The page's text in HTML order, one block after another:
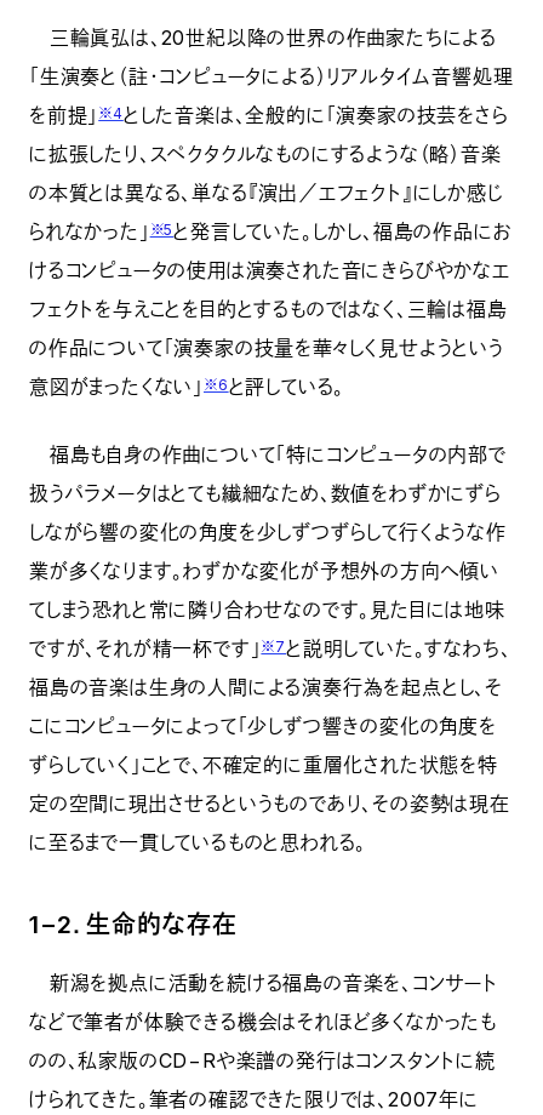
三輪眞弘は、20世紀以降の世界の作曲家たちによる
「生演奏と（註・コンピュータによる）リアルタイム音響処理
を前提」※4とした音楽は、全般的に「演奏家の技芸をさら
に拡張したり、スペクタクルなものにするような（略）音楽
の本質とは異なる、単なる『演出／エフェクト』にしか感じ
られなかった」※5と発言していた。しかし、福島の作品にお
けるコンピュータの使用は演奏された音にきらびやかなエ
フェクトを与えことを目的とするものではなく、三輪は福島
の作品について「演奏家の技量を華々しく見せようという
意図がまったくない」 ※6と評している。
福島も自身の作曲について「特にコンピュータの内部で
扱うパラメータはとても繊細なため、数値をわずかにずら
しながら響の変化の角度を少しずつずらして行くような作
業が多くなります。わずかな変化が予想外の方向へ傾い
てしまう恐れと常に隣り合わせなのです。見た目には地味
ですが、それが精一杯です」※7と説明していた。すなわち、
福島の音楽は生身の人間による演奏行為を起点とし、そ
こにコンピュータによって「少しずつ響きの変化の角度を
ずらしていく」ことで、不確定的に重層化された状態を特
定の空間に現出させるというものであり、その姿勢は現在
に至るまで一貫しているものと思われる。
1−2．生命的な存在
新潟を拠点に活動を続ける福島の音楽を、コンサート
などで筆者が体験できる機会はそれほど多くなかったも
のの、私家版のCD−Rや楽譜の発行はコンスタントに続
けられてきた。筆者の確認できた限りでは、2007年に